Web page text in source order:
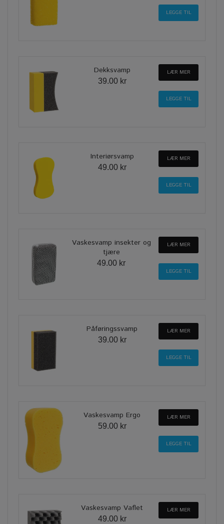
Dekksvamp
39.00 kr
LÆR MER
Interiørsvamp
49.00 kr
LÆR MER
Vaskesvamp insekter og
tjære
49.00 kr
LÆR MER
Påføringssvamp
39.00 kr
LÆR MER
Vaskesvamp Ergo
59.00 kr
LÆR MER
Vaskesvamp Vaflet
49.00 kr
LÆR MER